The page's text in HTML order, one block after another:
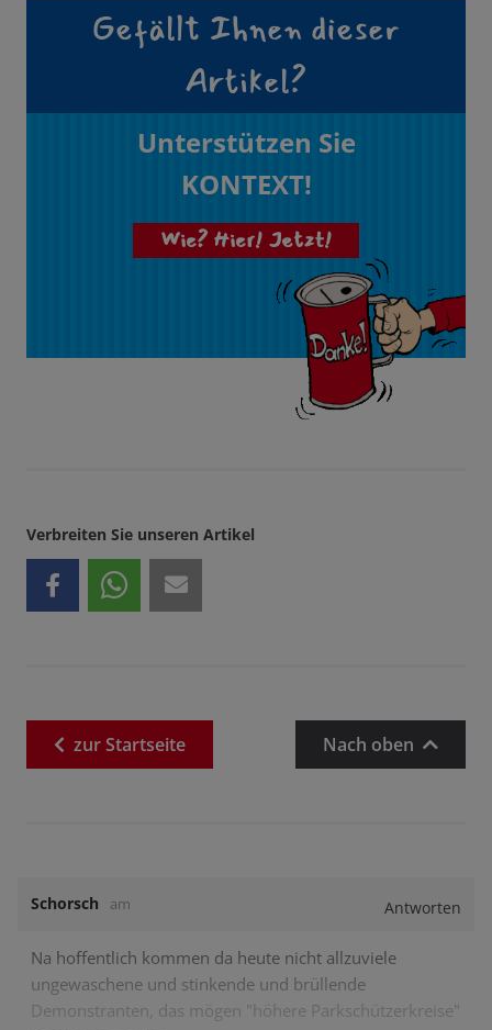
Gefällt Ihnen dieser
Artikel?
Unterstützen Sie
KONTEXT!
Wie? Hier! Jetzt!
Verbreiten Sie unseren Artikel
zurStartseite Nach oben
Schorsch am Antworten
Na hoffentlich kommen da heute nicht allzuviele
ungewaschene und stinkende und brüllende
Demonstranten, das mögen "höhere Parkschützerkreise"